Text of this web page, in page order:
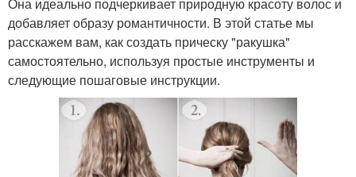
Она идеально подчеркивает природную красоту волос и
добавляет образу романтичности. В этой статье мы
расскажем вам, как создать прическу "ракушка"
самостоятельно, используя простые инструменты и
следующие пошаговые инструкции.